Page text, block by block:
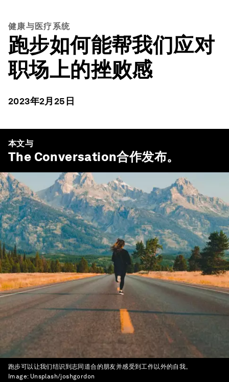
健康与医疗系统
跑步如何能帮我们应对
职场上的挫败感
2023年2月25日
本文与
The Conversation合作发布。
跑步可以让我们结识到志同道合的朋友并感受到工作以外的自我。
Image: Unsplash/joshgordon